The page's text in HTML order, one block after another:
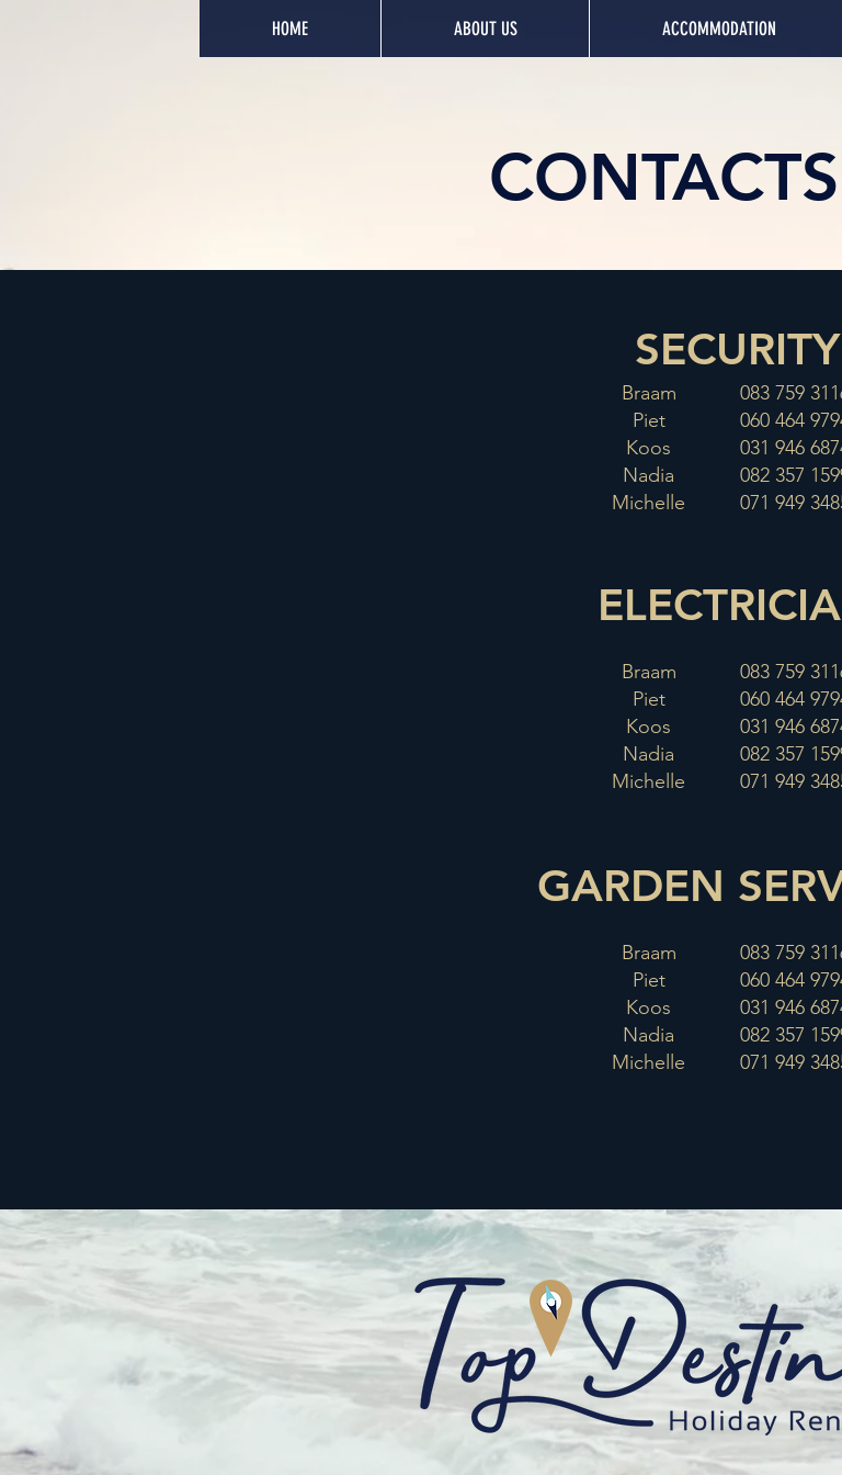
HOME ABOUT US ACCOMMODATION
SECURITY
Braam
Piet
Koos
Nadia
Michelle
083 759
060 464
031 946
082 357
071 949
Braam
Piet
Koos
Nadia
Michelle
083 759
060 464
031 946
082 357
071 949
GARDEN
Braam
Piet
Koos
Nadia
Michelle
083 759
060 464
031 946
082 357
071 949